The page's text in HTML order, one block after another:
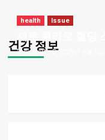
건강 정보
health Issue
bizmark